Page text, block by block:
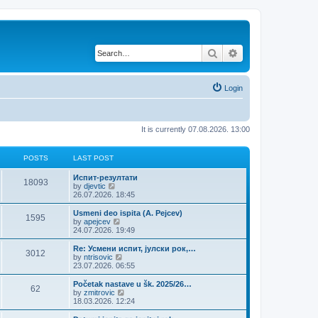
Search
Login
It is currently 07.08.2026. 13:00
POSTS LAST POST
18093
Испит-резултати
by djevtic
i
e
w
t
h
a
t
e
t
p
o
s
26.07.2026. 18:45
1595
Usmeni deo ispita (A. Pejcev)
by apejcev
i
e
w
t
h
a
t
e
24.07.2026. 19:49
3012
Re: Усмени испит, јулски рок,…
by ntrisovic
i
e
w
t
h
23.07.2026. 06:55
62
Početak nastave u šk. 2025/26…
by zmitrovic
i
e
18.03.2026. 12:24